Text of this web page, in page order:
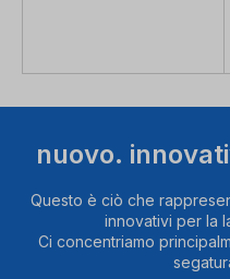
nuovo.
Questo è ciò che
innovativi per la
Ci concentriamo